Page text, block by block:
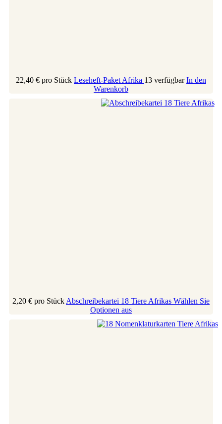
22,40 € pro Stück Leseheft-Paket Afrika 13 verfügbar In den
Warenkorb
2,20 € pro StückAbschreibekartei 18 Tiere Afrikas Wählen Sie
Optionen aus